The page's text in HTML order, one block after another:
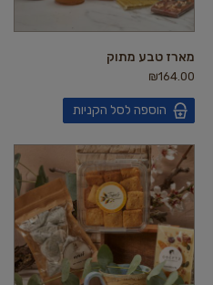
מארז טבע מתוק
₪164.00
הוספה לסל הקניות